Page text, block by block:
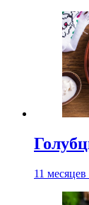
11 месяцев